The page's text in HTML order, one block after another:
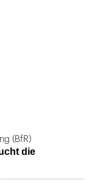
(BfR)
die